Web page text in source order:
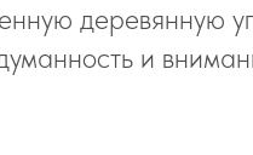
деревянную
и